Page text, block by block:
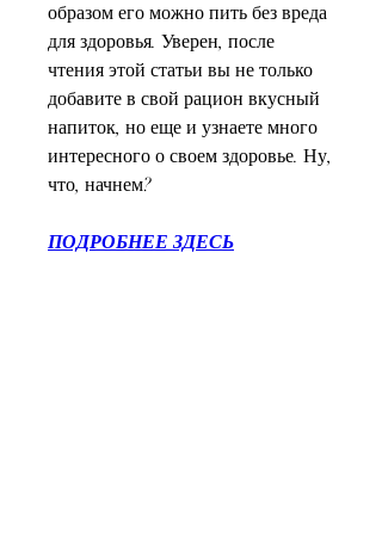
образом его можно пить без вреда
для здоровья. Уверен, после
чтения этой статьи вы не только
добавите в свой рацион вкусный
напиток, но еще и узнаете много
интересного о своем здоровье. Ну,
что, начнем?
ПОДРОБНЕЕ ЗДЕСЬ